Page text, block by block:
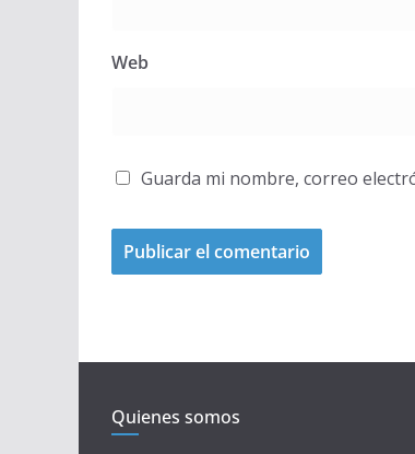
Web
Guarda mi nombre, correo
Quienes somos